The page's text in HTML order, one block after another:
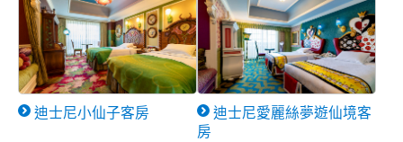
迪士尼小仙子客房
迪士尼愛麗絲夢遊仙境客
房